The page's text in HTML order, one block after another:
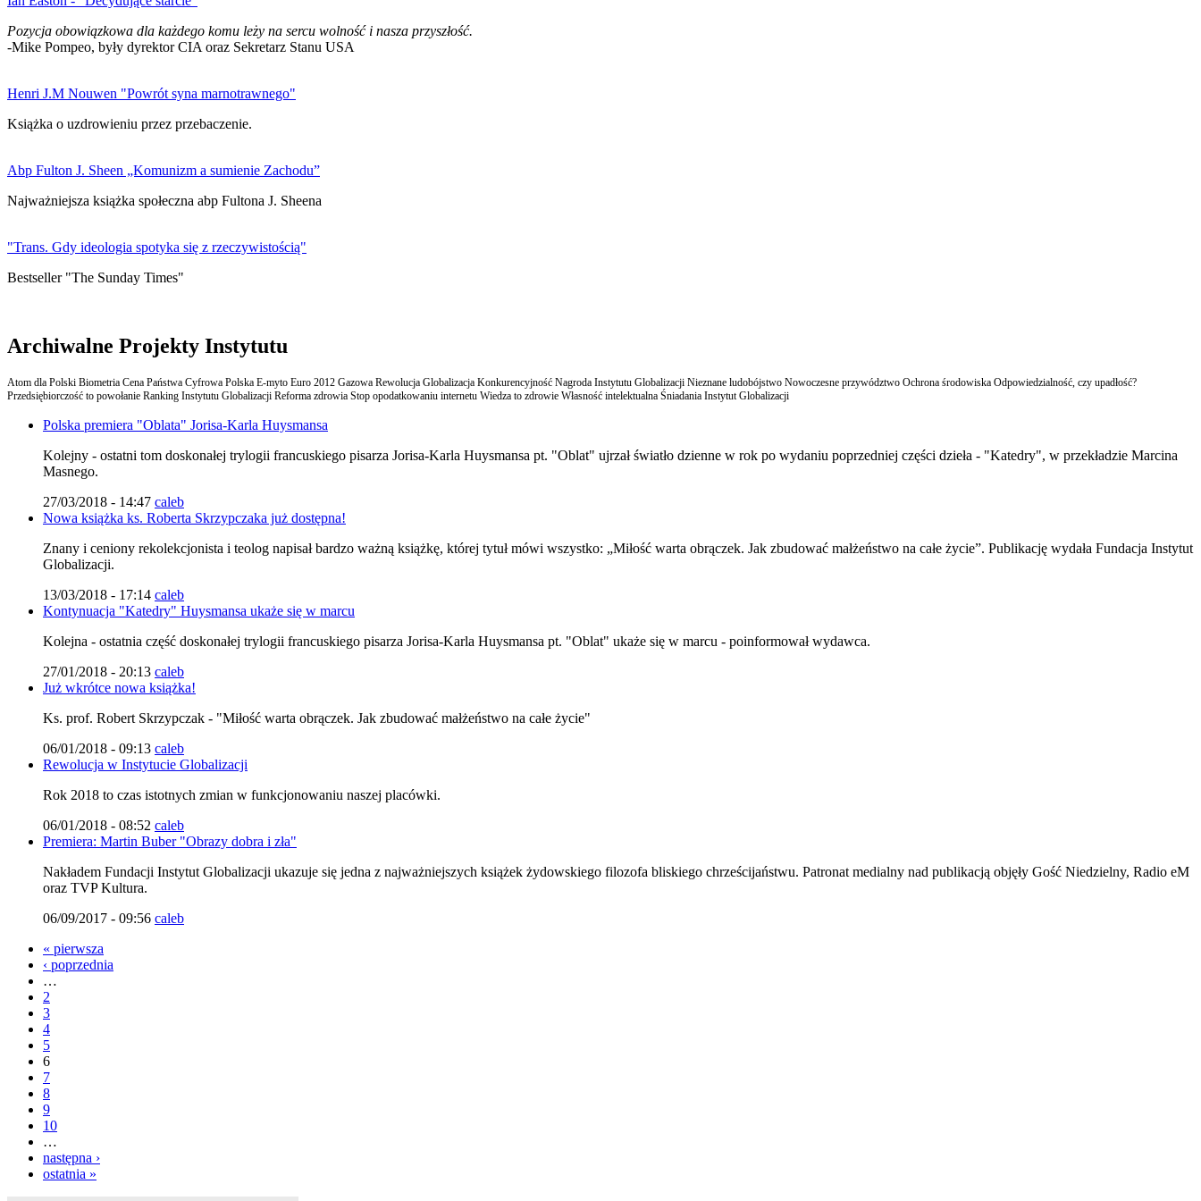
Pozycja obowiązkowa dla każdego komu leży na sercu wolność i nasza przyszłość.
-Mike Pompeo, były dyrektor CIA oraz Sekretarz Stanu USA
Henri J.M Nouwen "Powrót syna marnotrawnego"
Książka o uzdrowieniu przez przebaczenie.
Abp Fulton J. Sheen „Komunizm a sumienie Zachodu”
Najważniejsza książka społeczna abp Fultona J. Sheena
"Trans. Gdy ideologia spotyka się z rzeczywistością"
Bestseller "The Sunday Times"
Archiwalne Projekty Instytutu
Atom dla Polski Biometria Cena Państwa Cyfrowa Polska E-myto Euro 2012 Gazowa Rewolucja Globalizacja Konkurencyjność Nagroda Instytutu Globalizacji Nieznane ludobójstwo Nowoczesne przywództwo Ochrona środowiska Odpowiedzialność, czy upadłość?
Przedsiębiorczość to powołanie Ranking Instytutu Globalizacji Reforma zdrowia Stop opodatkowaniu internetu Wiedza to zdrowie Własność intelektualna Śniadania Instytut Globalizacji
Polska premiera "Oblata" Jorisa-Karla Huysmansa
Kolejny - ostatni tom doskonałej trylogii francuskiego pisarza Jorisa-Karla Huysmansa pt. "Oblat" ujrzał światło dzienne w rok po wydaniu poprzedniej części dzieła - "Katedry", w przekładzie Marcina
Masnego.
27/03/2018 - 14:47 caleb
Nowa książka ks. Roberta Skrzypczaka już dostępna!
Znany i ceniony rekolekcjonista i teolog napisał bardzo ważną książkę, której tytuł mówi wszystko: „Miłość warta obrączek. Jak zbudować małżeństwo na całe życie”. Publikację wydała Fundacja Instytut
Globalizacji.
13/03/2018 - 17:14 caleb
Kontynuacja "Katedry" Huysmansa ukaże się w marcu
Kolejna - ostatnia część doskonałej trylogii francuskiego pisarza Jorisa-Karla Huysmansa pt. "Oblat" ukaże się w marcu - poinformował wydawca.
27/01/2018 - 20:13 caleb
Już wkrótce nowa książka!
Ks. prof. Robert Skrzypczak - "Miłość warta obrączek. Jak zbudować małżeństwo na całe życie"
06/01/2018 - 09:13 caleb
Rewolucja w Instytucie Globalizacji
Rok 2018 to czas istotnych zmian w funkcjonowaniu naszej placówki.
06/01/2018 - 08:52 caleb
Premiera: Martin Buber "Obrazy dobra i zła"
Nakładem Fundacji Instytut Globalizacji ukazuje się jedna z najważniejszych książek żydowskiego filozofa bliskiego chrześcijaństwu. Patronat medialny nad publikacją objęły Gość Niedzielny, Radio eM
oraz TVP Kultura.
06/09/2017 - 09:56 caleb
« pierwsza
‹ poprzednia
…
2
3
4
5
6
7
8
9
10
…
następna ›
ostatnia »